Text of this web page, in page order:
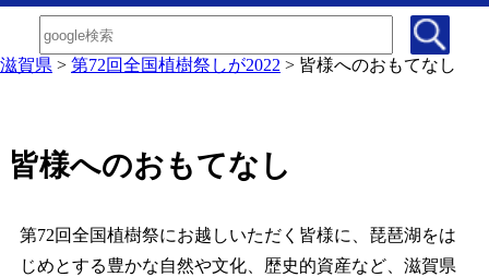
滋賀県 > 第72回全国植樹祭しが2022 > 皆様へのおもてなし
皆様へのおもてなし
第72回全国植樹祭にお越しいただく皆様に、琵琶湖をは
じめとする豊かな自然や文化、歴史的資産など、滋賀県